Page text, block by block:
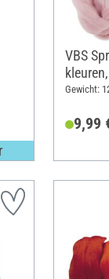
VBS
Gewicht:
9,99